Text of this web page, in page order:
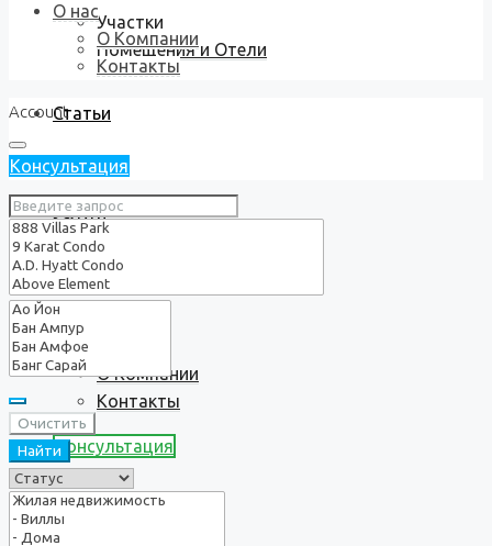
Участки
Помещения и Отели
Статьи
Услуги
О нас
О Компании
Контакты
Консультация
О нас
О Компании
Контакты
Account
Консультация
Очистить
Найти